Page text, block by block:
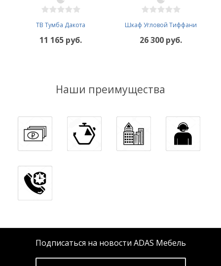
ТВ Тумба Дакота
11 165 руб.
Шкаф Угловой Тиффани
26 300 руб.
Наши преимущества
Подписаться на новости ADAS Мебель